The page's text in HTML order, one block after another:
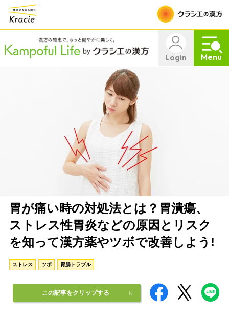
Login Menu
胃が痛い時の対処法とは？胃潰瘍、
ストレス性胃炎などの原因とリスク
を知って漢方薬やツボで改善しよう!
ストレス ツボ 胃腸トラブル
この記事をクリップする